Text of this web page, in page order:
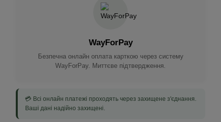
WayForPay
Безпечна онлайн оплата карткою через систему
WayForPay. Миттєве підтвердження.
💳 Всі онлайн платежі проходять через захищене з'єднання.
Ваші дані надійно захищені.